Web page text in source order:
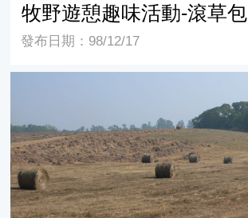
牧野遊憩趣味活動-滾草包
發布日期：98/12/17